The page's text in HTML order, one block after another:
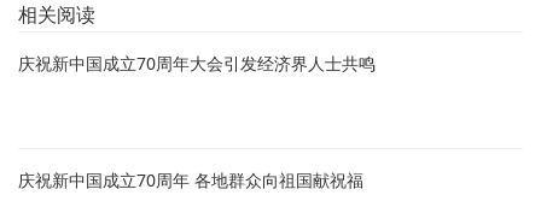
相关阅读
庆祝新中国成立70周年大会引发经济界人士共鸣
庆祝新中国成立70周年 各地群众向祖国献祝福